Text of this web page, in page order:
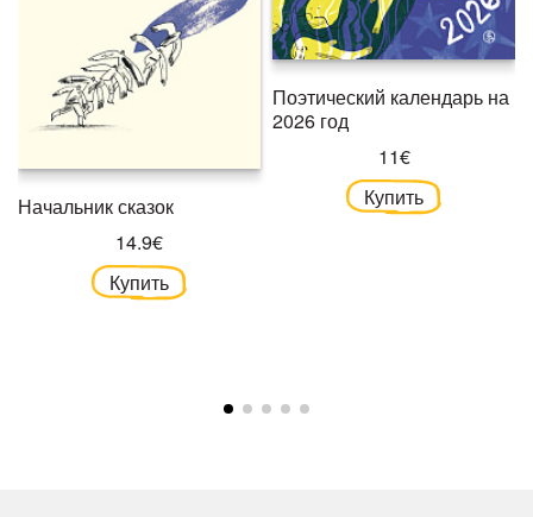
Начальник сказок
14.9€
Купить
Поэтический календарь на
2026 год
11€
Купить